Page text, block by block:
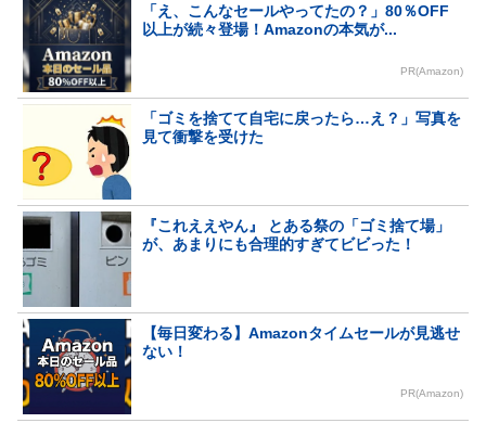
「え、こんなセールやってたの？」80％OFF
以上が続々登場！Amazonの本気が...
PR(Amazon)
「ゴミを捨てて自宅に戻ったら…え？」写真を
見て衝撃を受けた
『これええやん』 とある祭の「ゴミ捨て場」
が、あまりにも合理的すぎてビビった！
【毎日変わる】Amazonタイムセールが見逃せ
ない！
PR(Amazon)